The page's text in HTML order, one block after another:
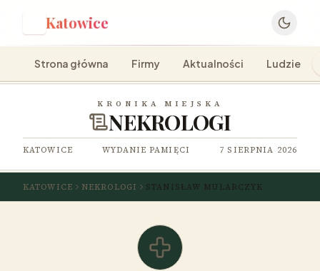
Katowice
Strona główna Firmy Aktualności Ludzie
KRONIKA MIEJSKA
NEKROLOGI
KATOWICE WYDANIE PAMIĘCI 7 SIERPNIA 2026
KATOWICE NEKROLOGI STANISŁAW MULARCZYK